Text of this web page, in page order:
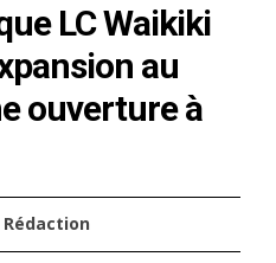
LC Waikiki
au
ouverture à
Rédaction